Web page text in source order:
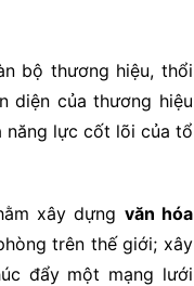
bộ thương hiệu, thổi
diện của thương hiệu
năng lực cốt lõi của tổ
xây dựng văn hóa
trên thế giới; xây
đẩy một mạng lưới